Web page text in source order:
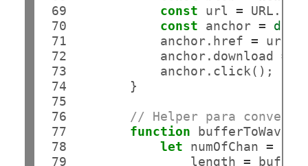
69
70
71
72
73
74
75
76
77
78
79
const url =
const anchor =
            anchor.href
= url;
            anchor.download
=
            anchor.click();
        }
// Helper para convertir
function
let numOfChan =
                length
=